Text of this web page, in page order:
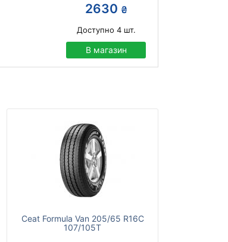
2630 ₴
Доступно 4шт.
В магазин
Ceat Formula Van 205/65 R16C
107/105T